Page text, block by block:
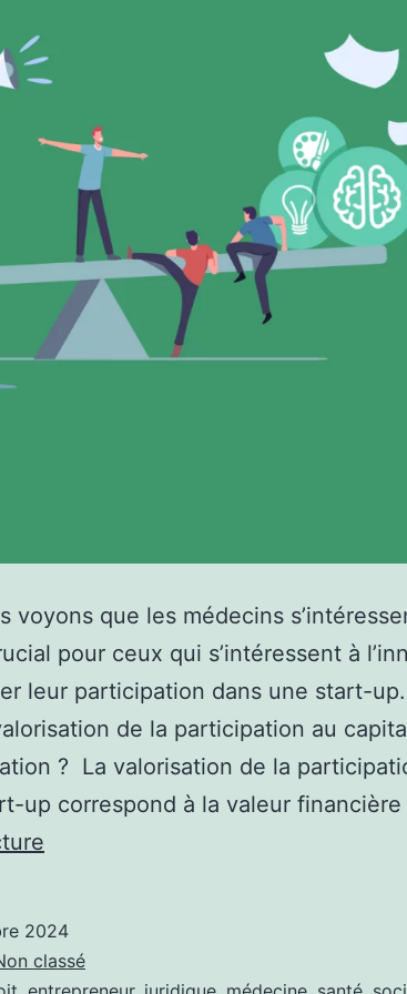
voyons que les médecins
pour ceux qui s’intéressent à
leur participation dans une start-up.
de la participation au
? La valorisation de la
up correspond à la valeur
participation
2024
classé